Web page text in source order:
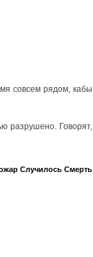
совсем рядом, кабы
разрушено. Говорят,
Случилось Смерть